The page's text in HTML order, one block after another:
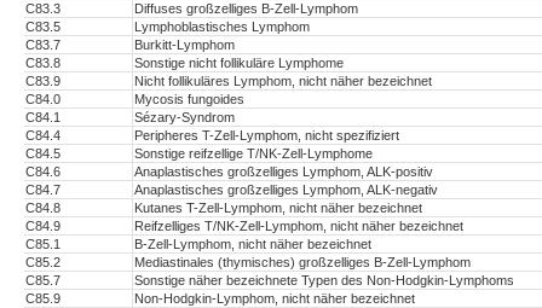
C83.3
Diffuses großzelliges B-Zell-Lymphom
C83.5
Lymphoblastisches Lymphom
C83.7
Burkitt-Lymphom
C83.8
Sonstige nicht follikuläre Lymphome
C83.9
Nicht follikuläres Lymphom, nicht näher bezeichnet
C84.0
Mycosis fungoides
C84.1
Sézary-Syndrom
C84.4
Peripheres T-Zell-Lymphom, nicht spezifiziert
C84.5
Sonstige reifzellige T/NK-Zell-Lymphome
C84.6
Anaplastisches großzelliges Lymphom, ALK-positiv
C84.7
Anaplastisches großzelliges Lymphom, ALK-negativ
C84.8
Kutanes T-Zell-Lymphom, nicht näher bezeichnet
C84.9
Reifzelliges T/NK-Zell-Lymphom, nicht näher bezeichnet
C85.1
B-Zell-Lymphom, nicht näher bezeichnet
C85.2
Mediastinales (thymisches) großzelliges B-Zell-Lymphom
C85.7
Sonstige näher bezeichnete Typen des Non-Hodgkin-Lymphoms
C85.9
Non-Hodgkin-Lymphom, nicht näher bezeichnet